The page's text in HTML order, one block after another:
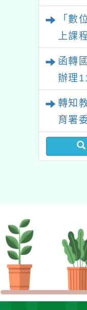
「數
上課
函轉
辦理
育國
轉知
育署
局辦
業成
學年度金融
教學行動方案